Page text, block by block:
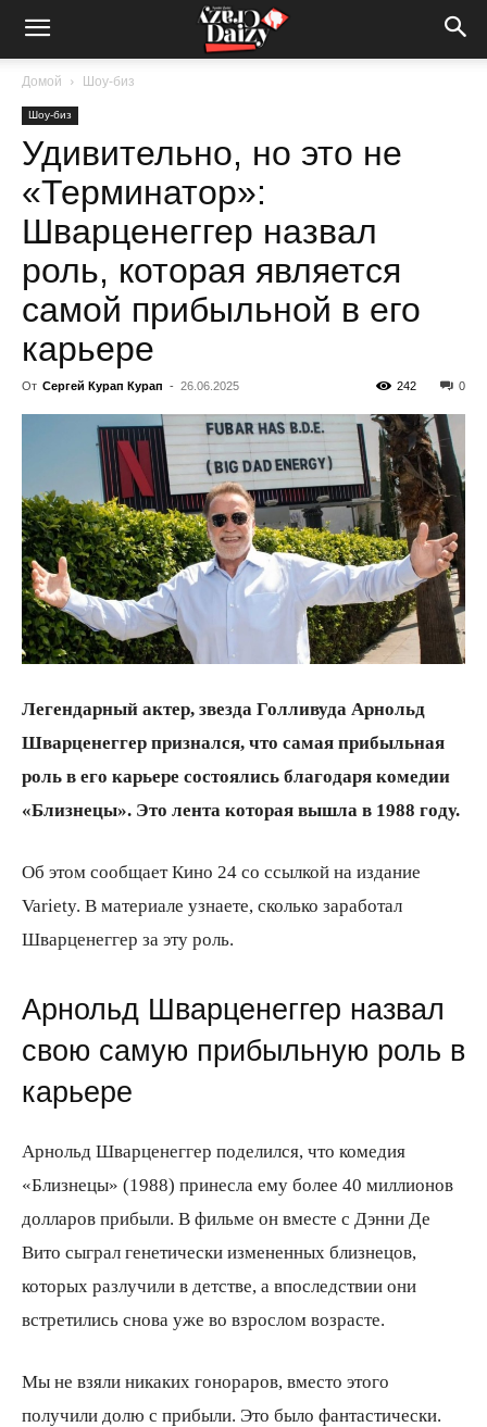
Crazy-
Daizy
сумашедшие
новости
всем
Домой Шоу-биз
Шоу-биз
Удивительно, но это не
«Терминатор»:
Шварценеггер назвал
роль, которая является
самой прибыльной в его
карьере
От Сергей Курап Курап - 26.06.2025 0
242
Легендарный актер, звезда Голливуда Арнольд
Шварценеггер признался, что самая прибыльная
роль в его карьере состоялись благодаря комедии
«Близнецы». Это лента которая вышла в 1988 году.
Об этом сообщает Кино 24 со ссылкой на издание
Variety. В материале узнаете, сколько заработал
Шварценеггер за эту роль.
Арнольд Шварценеггер назвал
свою самую прибыльную роль в
карьере
Арнольд Шварценеггер поделился, что комедия
«Близнецы» (1988) принесла ему более 40 миллионов
долларов прибыли. В фильме он вместе с Дэнни Де
Вито сыграл генетически измененных близнецов,
которых разлучили в детстве, а впоследствии они
встретились снова уже во взрослом возрасте.
Мы не взяли никаких гонораров, вместо этого
получили долю с прибыли. Это было фантастически.